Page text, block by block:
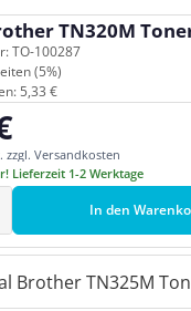
TN320M
TO-100287
(5%)
5,33 €
zzgl. Versandkosten
Lieferzeit 1-2 Werktage
In den